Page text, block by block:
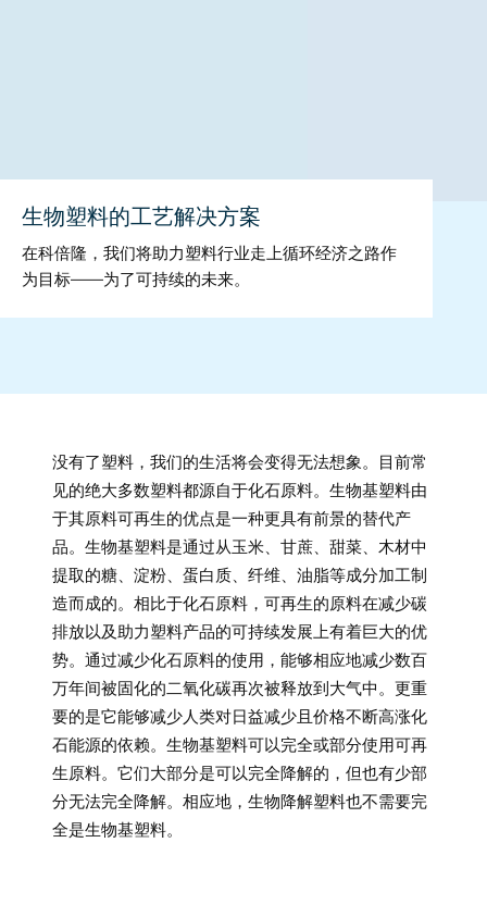
生物塑料的工艺解决方案
在科倍隆，我们将助力塑料行业走上循环经济之路作
为目标——为了可持续的未来。
没有了塑料，我们的生活将会变得无法想象。目前常
见的绝大多数塑料都源自于化石原料。生物基塑料由
于其原料可再生的优点是一种更具有前景的替代产
品。生物基塑料是通过从玉米、甘蔗、甜菜、木材中
提取的糖、淀粉、蛋白质、纤维、油脂等成分加工制
造而成的。相比于化石原料，可再生的原料在减少碳
排放以及助力塑料产品的可持续发展上有着巨大的优
势。通过减少化石原料的使用，能够相应地减少数百
万年间被固化的二氧化碳再次被释放到大气中。更重
要的是它能够减少人类对日益减少且价格不断高涨化
石能源的依赖。生物基塑料可以完全或部分使用可再
生原料。它们大部分是可以完全降解的，但也有少部
分无法完全降解。相应地，生物降解塑料也不需要完
全是生物基塑料。